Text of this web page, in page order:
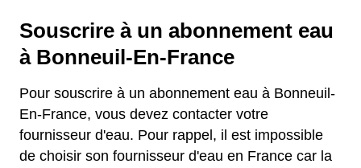
Souscrire à un abonnement eau
à Bonneuil-En-France
Pour souscrire à un abonnement eau à Bonneuil-
En-France, vous devez contacter votre
fournisseur d'eau. Pour rappel, il est impossible
de choisir son fournisseur d'eau en France car la